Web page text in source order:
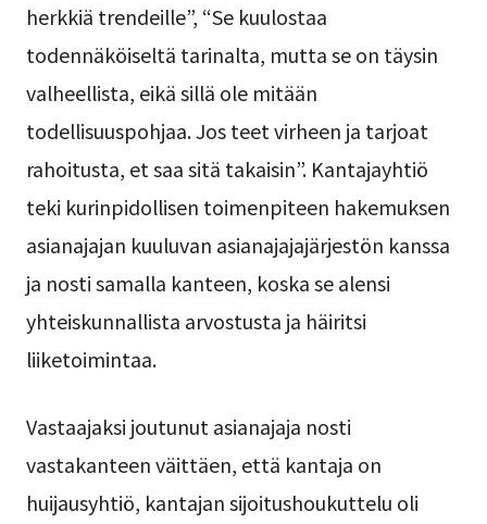
herkkiä trendeille”, “Se kuulostaa
todennäköiseltä tarinalta, mutta se on täysin
valheellista, eikä sillä ole mitään
todellisuuspohjaa. Jos teet virheen ja tarjoat
rahoitusta, et saa sitä takaisin”. Kantajayhtiö
teki kurinpidollisen toimenpiteen hakemuksen
asianajajan kuuluvan asianajajajärjestön kanssa
ja nosti samalla kanteen, koska se alensi
yhteiskunnallista arvostusta ja häiritsi
liiketoimintaa.
Vastaajaksi joutunut asianajaja nosti
vastakanteen väittäen, että kantaja on
huijausyhtiö, kantajan sijoitushoukuttelu oli